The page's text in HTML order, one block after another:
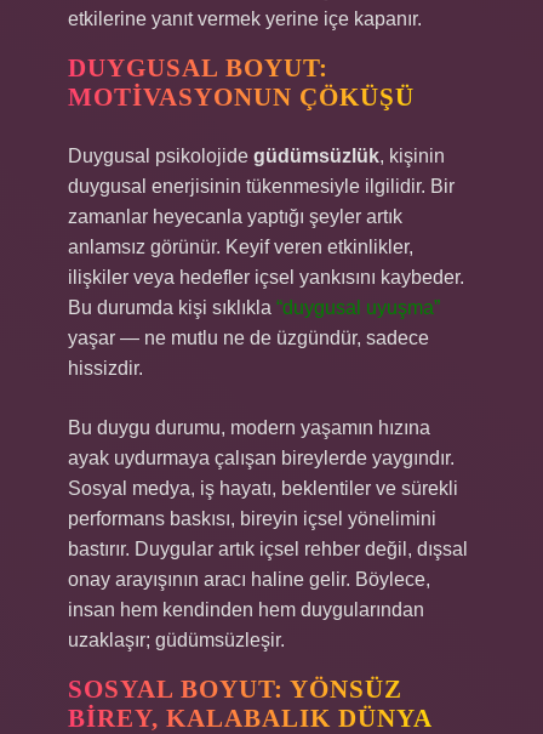
etkilerine yanıt vermek yerine içe kapanır.
DUYGUSAL BOYUT:
MOTIVASYONUN ÇÖKÜŞÜ
Duygusal psikolojide güdümsüzlük, kişinin
duygusal enerjisinin tükenmesiyle ilgilidir. Bir
zamanlar heyecanla yaptığı şeyler artık
anlamsız görünür. Keyif veren etkinlikler,
ilişkiler veya hedefler içsel yankısını kaybeder.
Bu durumda kişi sıklıkla “duygusal uyuşma”
yaşar — ne mutlu ne de üzgündür, sadece
hissizdir.
Bu duygu durumu, modern yaşamın hızına
ayak uydurmaya çalışan bireylerde yaygındır.
Sosyal medya, iş hayatı, beklentiler ve sürekli
performans baskısı, bireyin içsel yönelimini
bastırır. Duygular artık içsel rehber değil, dışsal
onay arayışının aracı haline gelir. Böylece,
insan hem kendinden hem duygularından
uzaklaşır; güdümsüzleşir.
SOSYAL BOYUT: YÖNSÜZ
BIREY, KALABALIK DÜNYA